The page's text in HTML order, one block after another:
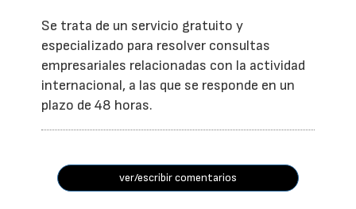
Se trata de un servicio gratuito y
especializado para resolver consultas
empresariales relacionadas con la actividad
internacional, a las que se responde en un
plazo de 48 horas.
ver/escribir comentarios